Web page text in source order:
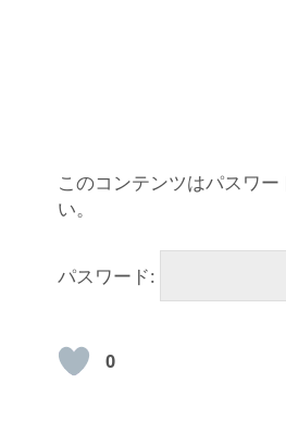
このコンテンツはパスワ
い。
パスワード:
0